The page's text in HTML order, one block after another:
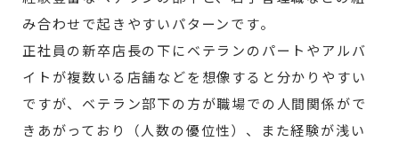
み合わせで起きやすいパターンです。
正社員の新卒店長の下にベテランのパートやアルバ
イトが複数いる店舗などを想像すると分かりやすい
ですが、ベテラン部下の方が職場での人間関係がで
きあがっており（人数の優位性）、また経験が浅い